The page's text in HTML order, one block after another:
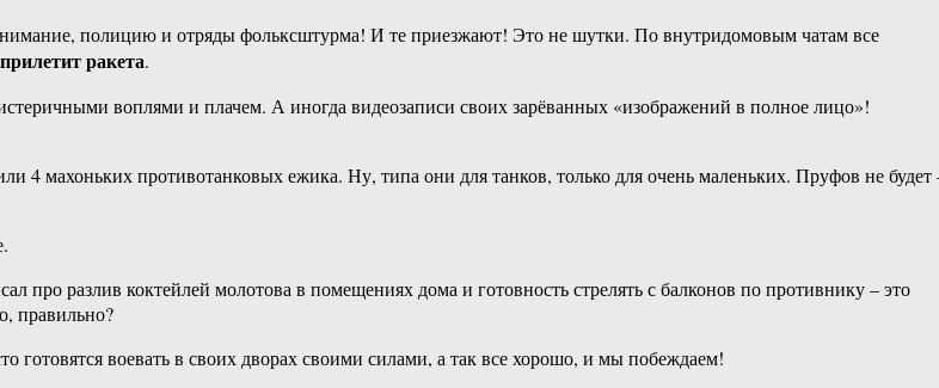
полицию и отряды фольксштурма! И те приезжают! Это не шутки. По внутридомовым чатам все
ракета.
воплями и плачем. А иногда видеозаписи своих зарёванных «изображений в полное лицо»!
4 махоньких противотанковых ежика. Ну, типа они для танков, только для очень маленьких. Пруфов не будет
про разлив коктейлей молотова в помещениях дома и готовность стрелять с балконов по противнику – это
правильно?
готовятся воевать в своих дворах своими силами, а так все хорошо, и мы побеждаем!